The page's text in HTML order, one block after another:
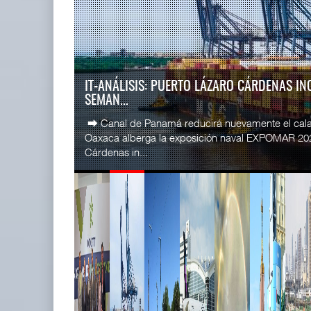
LA ATTRAPI LICITA RED DE
TREN...
La Agencia de Trenes y Transporte Público
licitación pública internacional para contratar el
Miguel Ángel Bres encabezará
seguridad en CON ...
07 AGO 2026
IT-ANÁLISIS: Puerto Lázaro
Cárdenas incorpora ...
06 AGO 2026
READ MORE
SSA
Esperanz
06 JUL
READ MORE
CICE
...
02 JUL
READ MORE
SSA
...
29 JUN
READ MORE